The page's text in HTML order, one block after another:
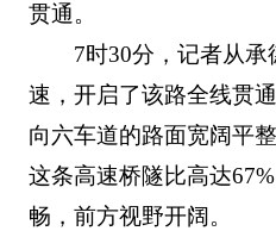
贯通。
7时30分，记者从
速，开启了该路全线贯
向六车道的路面宽阔平
这条高速桥隧比高达
畅，前方视野开阔。